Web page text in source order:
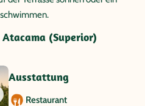
Atacama (Superior)
Ausstattung
Restaurant